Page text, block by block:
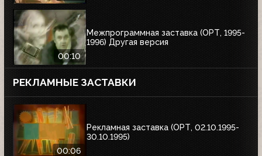
00:10
Межпрограммная заставка (ОРТ, 1995-
1996) Другая версия
РЕКЛАМНЫЕ ЗАСТАВКИ
00:06
Рекламная заставка (ОРТ, 02.10.1995-
30.10.1995)